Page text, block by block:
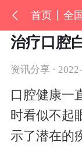
首页 全国
治疗口腔
资讯分享 ·
口腔健康一
时看似不起
示了潜在的